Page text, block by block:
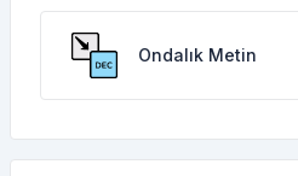
Ondalık Metin